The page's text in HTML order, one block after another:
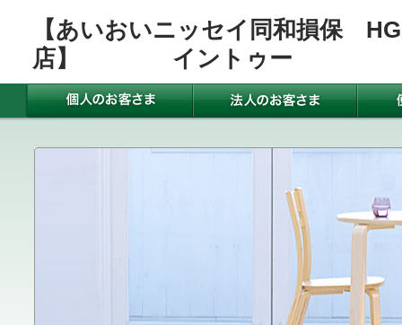
【あいおいニッセイ同和損保
店】 イントゥー